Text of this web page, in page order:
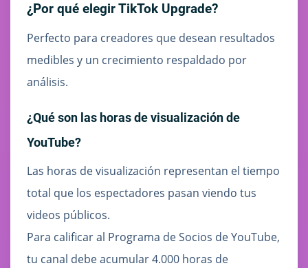
¿Por qué elegir TikTok Upgrade?
Perfecto para creadores que desean resultados
medibles y un crecimiento respaldado por
análisis.
¿Qué son las horas de visualización de
YouTube?
Las horas de visualización representan el tiempo
total que los espectadores pasan viendo tus
videos públicos.
Para calificar al Programa de Socios de YouTube,
tu canal debe acumular 4.000 horas de